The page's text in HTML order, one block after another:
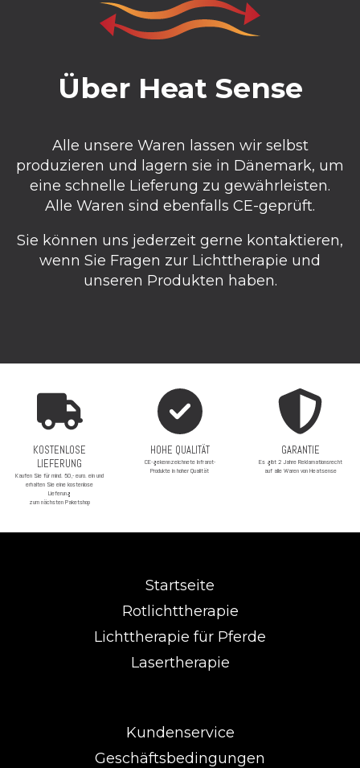
Über Heat Sense
Alle unsere Waren lassen wir selbst
produzieren und lagern sie in Dänemark, um
eine schnelle Lieferung zu gewährleisten.
Alle Waren sind ebenfalls CE-geprüft.
Sie können uns jederzeit gerne kontaktieren,
wenn Sie Fragen zur Lichttherapie und
unseren Produkten haben.
KOSTENLOSE
LIEFERUNG
Kaufen Sie für mind. 50,- euro. ein und
erhalten Sie eine kostenlose
Lieferung
zum nächsten Paketshop
HOHE QUALITÄT
CE-gekennzeichnete Infrarot-
Produkte in hoher Qualität
GARANTIE
Es gibt 2 Jahre Reklamationsrecht
auf alle Waren von Heatsense
Startseite
Rotlichttherapie
Lichttherapie für Pferde
Lasertherapie
Kundenservice
Geschäftsbedingungen